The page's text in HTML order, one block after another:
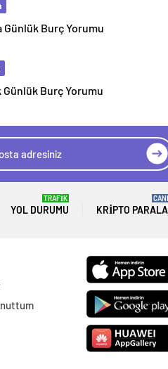
Günlük Burç Yorumu
Günlük Burç Yorumu
YOL DURUMU
TRAFİK
KRIPTO